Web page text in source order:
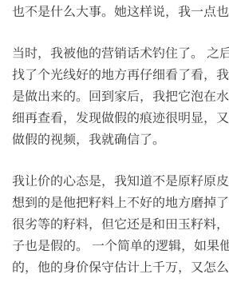
也不是什么大事。她这样说，我一点也
当时，我被他的营销话术钓住了。 之
找了个光线好的地方再仔细看了看，
是做出来的。回到家后，我把它泡在
细再查看，发现做假的痕迹很明显，
做假的视频，我就确信了。
我让价的心态是，我知道不是原籽原
想到的是他把籽料上不好的地方磨掉
很劣等的籽料，但它还是和田玉籽料
子也是假的。 一个简单的逻辑，如果
的，他的身价保守估计上千万，又怎